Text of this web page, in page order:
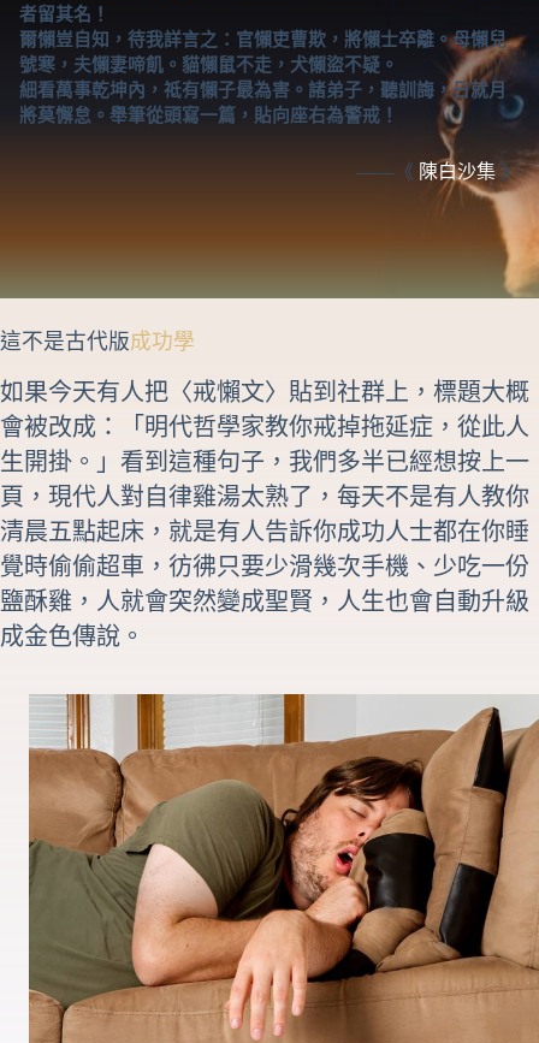
者留其名！
爾懶豈自知，待我詳言之：官懶吏曹欺，將懶士卒離。母懶兒
號寒，夫懶妻啼飢。貓懶鼠不走，犬懶盜不疑。
細看萬事乾坤內，祗有懶子最為害。諸弟子，聽訓誨，日就月
將莫懈怠。舉筆從頭寫一篇，貼向座右為警戒！
——《 陳白沙集 》
這不是古代版成功學
如果今天有人把〈戒懶文〉貼到社群上，標題大概
會被改成：「明代哲學家教你戒掉拖延症，從此人
生開掛。」看到這種句子，我們多半已經想按上一
頁，現代人對自律雞湯太熟了，每天不是有人教你
清晨五點起床，就是有人告訴你成功人士都在你睡
覺時偷偷超車，彷彿只要少滑幾次手機、少吃一份
鹽酥雞，人就會突然變成聖賢，人生也會自動升級
成金色傳說。